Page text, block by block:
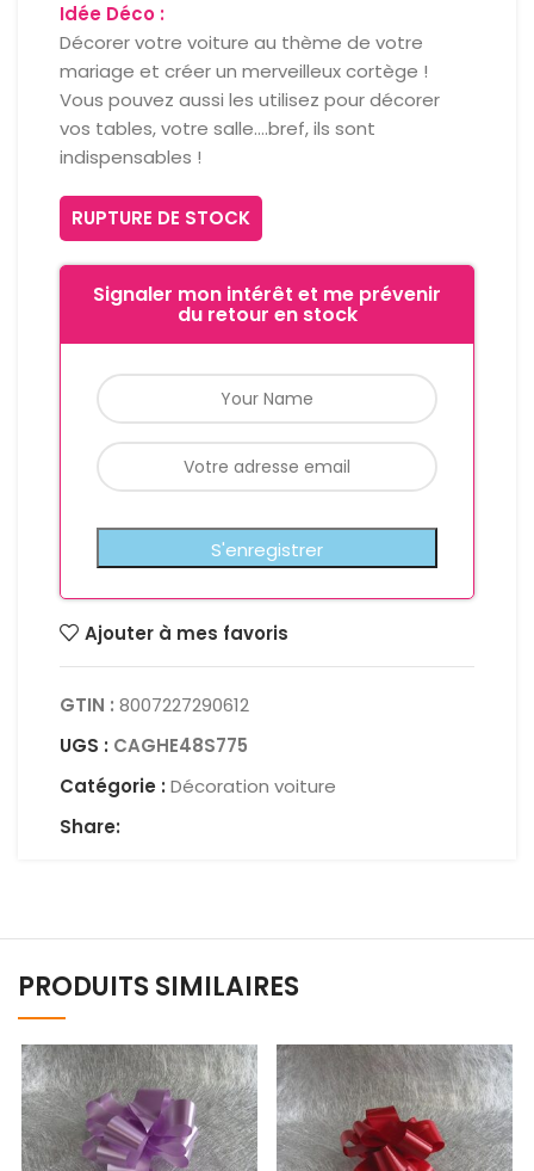
Idée Déco :
Décorer votre voiture au thème de votre
mariage et créer un merveilleux cortège !
Vous pouvez aussi les utilisez pour décorer
vos tables, votre salle….bref, ils sont
indispensables !
RUPTURE DE STOCK
Signaler mon intérêt et me prévenir
du retour en stock
Ajouter à mes favoris
GTIN : 8007227290612
UGS : CAGHE48S775
Catégorie : Décoration voiture
Share:
PRODUITS SIMILAIRES